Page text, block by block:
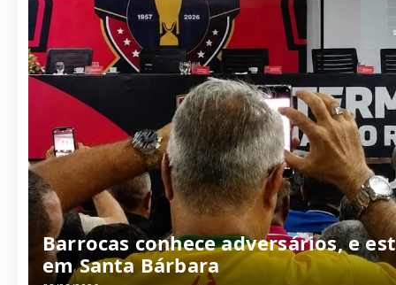
Barrocas conhece adversários, e
em Santa Bárbara